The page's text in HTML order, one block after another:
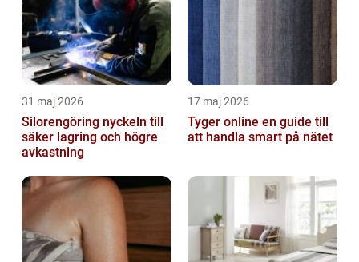
31 maj 2026
Silorengöring nyckeln till
säker lagring och högre
avkastning
17 maj 2026
Tyger online en guide till
att handla smart på nätet